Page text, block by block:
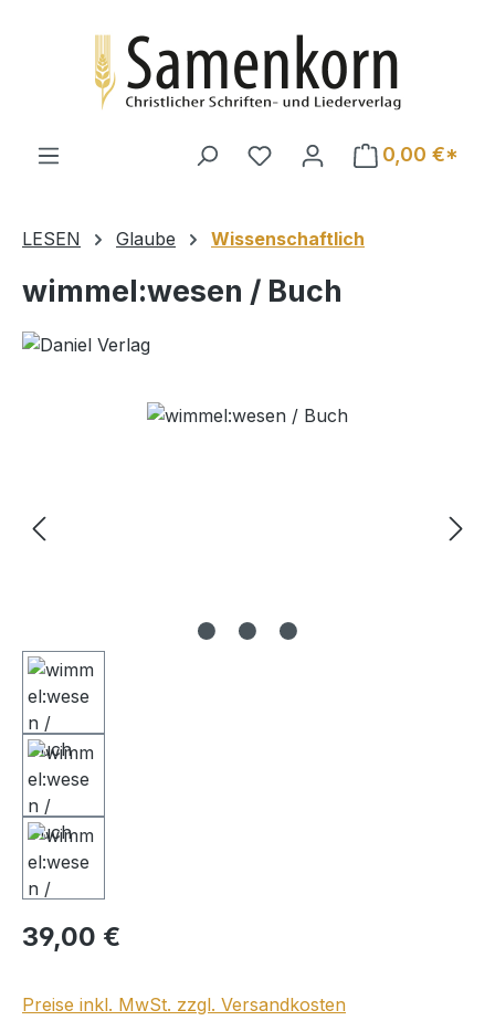
0,00 €*
LESEN Glaube Wissenschaftlich
wimmel:wesen / Buch
Bildergalerie überspringen
Regulärer Preis:
39,00 €
Preise inkl. MwSt. zzgl. Versandkosten